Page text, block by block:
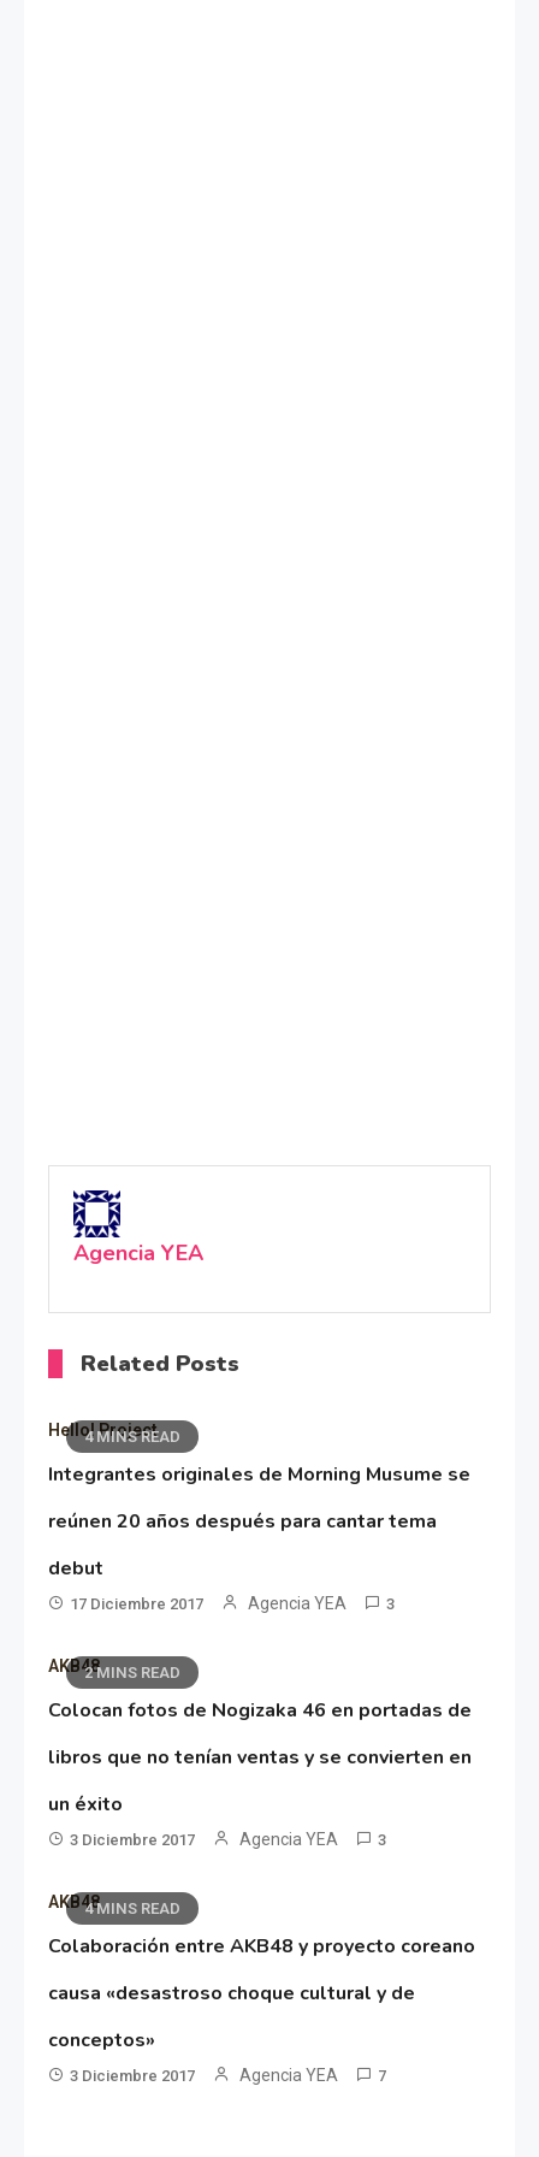
Agencia YEA
Related Posts
4 MINS READ
Hello! Project
Integrantes originales de Morning Musume se
reúnen 20 años después para cantar tema
debut
17 Diciembre 2017 Agencia YEA 3
2 MINS READ
AKB48
Colocan fotos de Nogizaka 46 en portadas de
libros que no tenían ventas y se convierten en
un éxito
3 Diciembre 2017 Agencia YEA 3
4 MINS READ
AKB48
Colaboración entre AKB48 y proyecto coreano
causa «desastroso choque cultural y de
conceptos»
3 Diciembre 2017 Agencia YEA 7